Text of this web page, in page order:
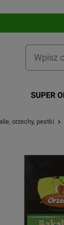
orzechy, pestki